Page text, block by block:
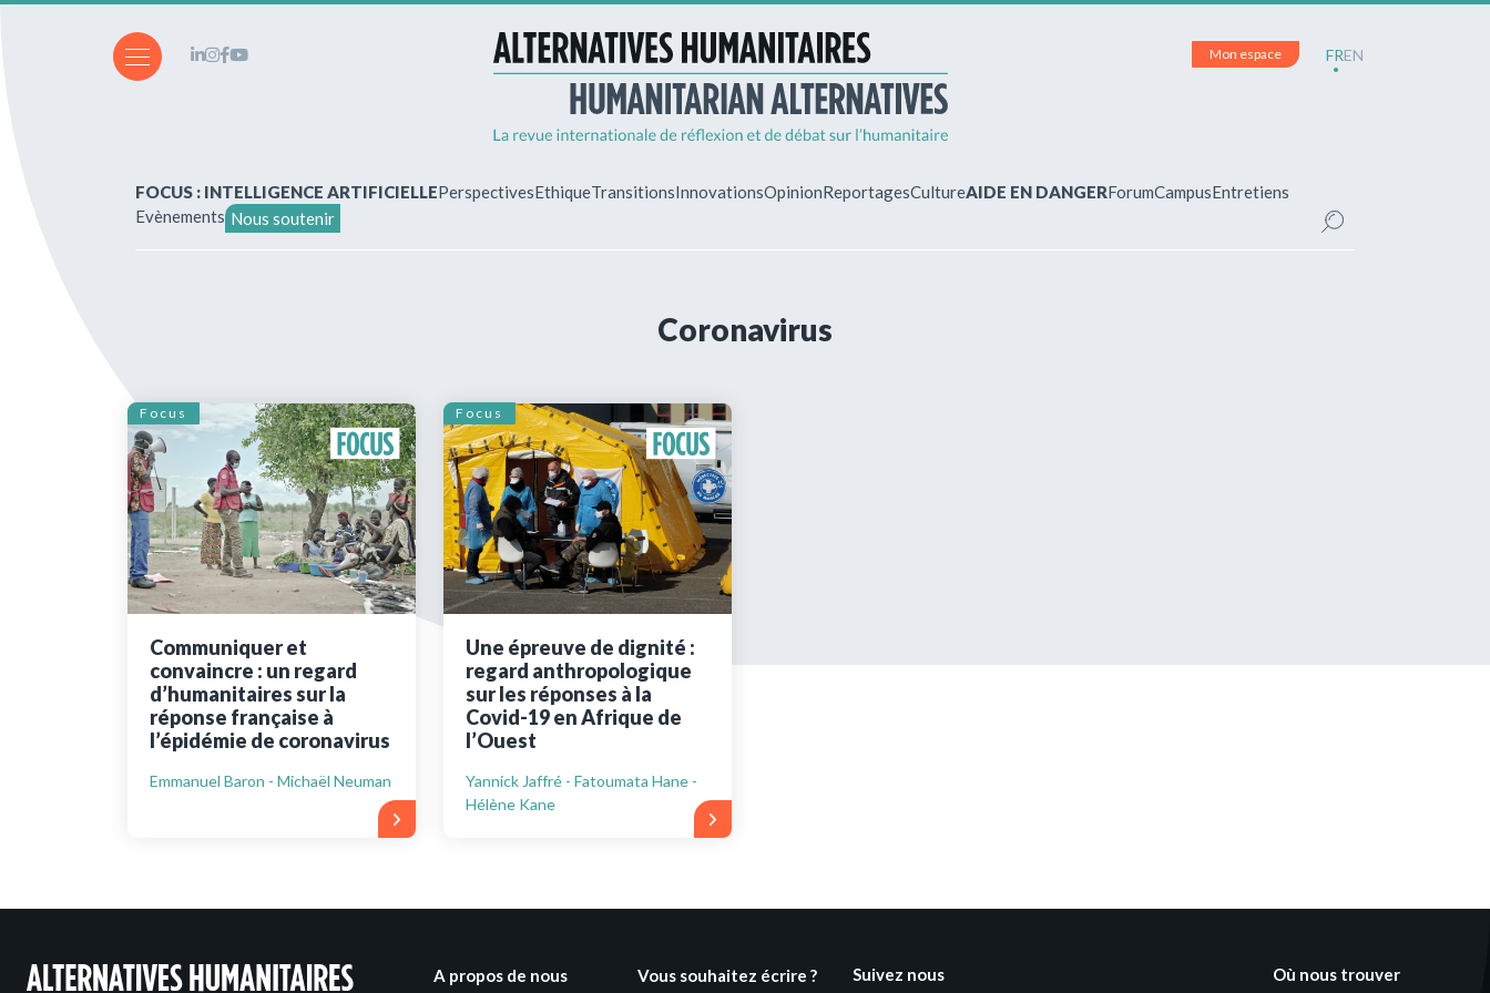
Abonnements & achats
Nos parutions
Ressources bibliographiques
Pour nous soutenir
Nous contacter
Mon espace FREN
FOCUS : INTELLIGENCE ARTIFICIELLEPerspectivesEthiqueTransitionsInnovationsOpinionReportagesCultureAIDE EN DANGERForumCampusEntretiens
Evènements Nous soutenir
Coronavirus
Focus
Communiquer et
convaincre : un regard
d’humanitaires sur la
réponse française à
l’épidémie de coronavirus
Emmanuel Baron - Michaël Neuman
Focus
Une épreuve de dignité :
regard anthropologique
sur les réponses à la
Covid-19 en Afrique de
l’Ouest
Yannick Jaffré - Fatoumata Hane -
Hélène Kane
A propos de nous Vous souhaitez écrire ? Suivez nous Où nous trouver